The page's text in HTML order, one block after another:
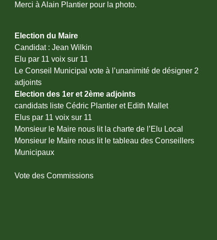
​​​​​​​Merci à Alain Plantier pour la photo.
Election du Maire
Candidat : Jean Wilkin
Elu par 11 voix sur 11
Le Conseil Municipal vote à l’unanimité de désigner 2
adjoints
Election des 1er et 2ème adjoints
candidats liste Cédric Plantier et Edith Mallet
Elus par 11 voix sur 11
Monsieur le Maire nous lit la charte de l’Elu Local
Monsieur le Maire nous lit le tableau des Conseillers
Municipaux
Vote des Commissions